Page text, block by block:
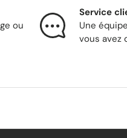
ou
Service
Une
vous avez